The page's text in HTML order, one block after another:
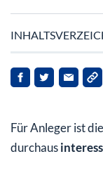
Die
Aktie
Die
Für Anleger ist
durchaus